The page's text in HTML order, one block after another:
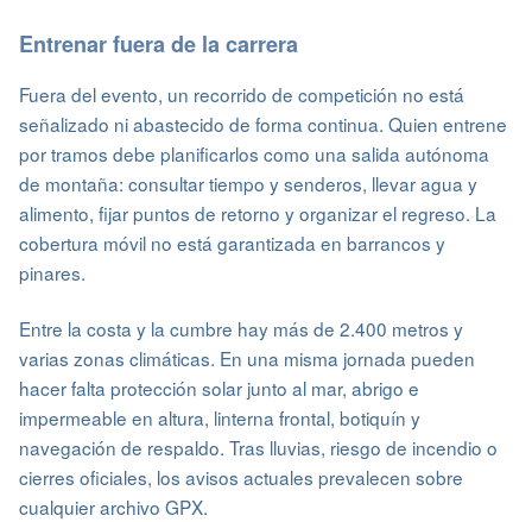
Entrenar fuera de la carrera
Fuera del evento, un recorrido de competición no está
señalizado ni abastecido de forma continua. Quien entrene
por tramos debe planificarlos como una salida autónoma
de montaña: consultar tiempo y senderos, llevar agua y
alimento, fijar puntos de retorno y organizar el regreso. La
cobertura móvil no está garantizada en barrancos y
pinares.
Entre la costa y la cumbre hay más de 2.400 metros y
varias zonas climáticas. En una misma jornada pueden
hacer falta protección solar junto al mar, abrigo e
impermeable en altura, linterna frontal, botiquín y
navegación de respaldo. Tras lluvias, riesgo de incendio o
cierres oficiales, los avisos actuales prevalecen sobre
cualquier archivo GPX.